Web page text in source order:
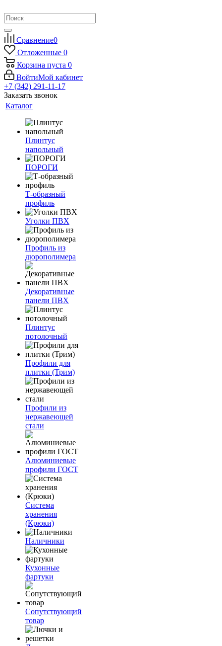
Сравнение0
Отложенные 0
Корзина пуста 0
ВойтиМой кабинет
+7 (342) 291-11-17
Заказать звонок
Каталог
Плинтус
напольный
ПОРОГИ
Т-образный
профиль
Уголки ПВХ
Профиль из
дюрополимера
Декоративные
панели ПВХ
Плинтус
потолочный
Профили для
плитки (Трим)
Профили из
нержавеющей
стали
Алюминиевые
профили ГОСТ
Система
хранения
(Крюки)
Наличники
Кухонные
фартуки
Сопутствующий
товар